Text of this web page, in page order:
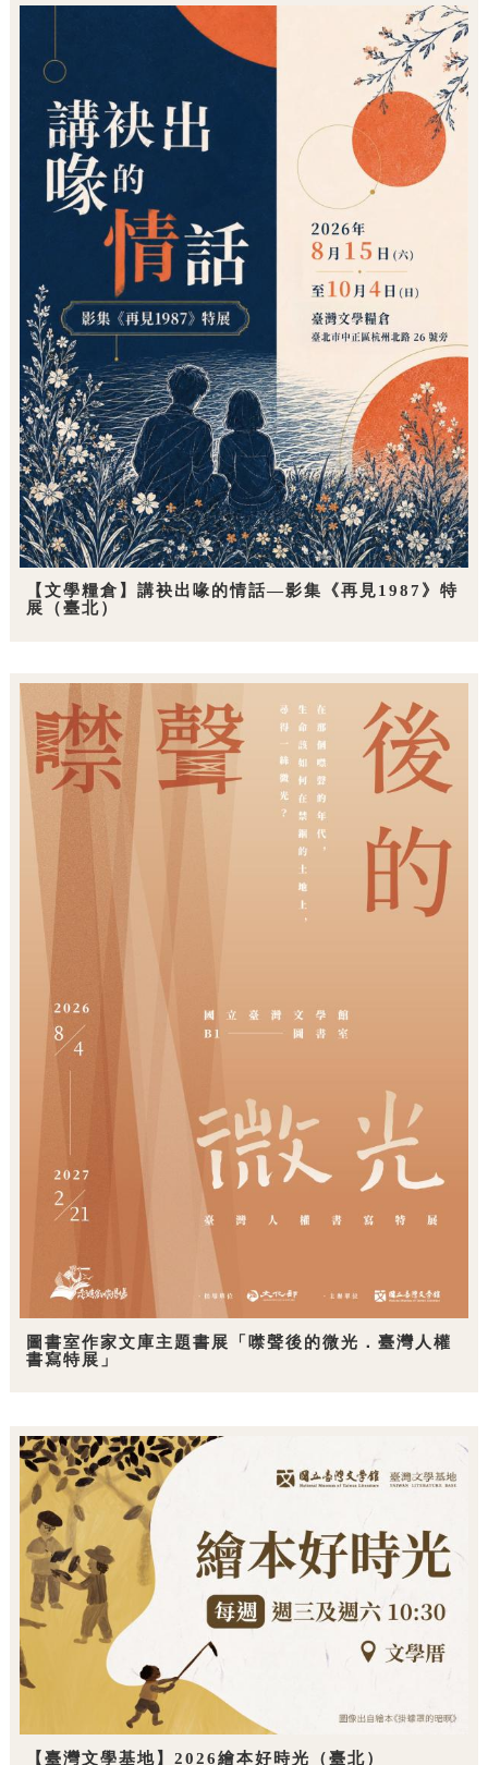
【文學糧倉】講袂出喙的情話—影集《再見1987》特
展（臺北）
圖書室作家文庫主題書展「噤聲後的微光．臺灣人權
書寫特展」
【臺灣文學基地】2026繪本好時光（臺北）